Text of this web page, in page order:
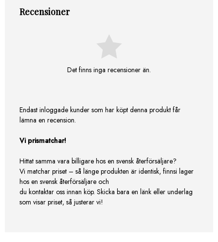
Recensioner
Det finns inga recensioner än.
Endast inloggade kunder som har köpt denna produkt får
lämna en recension.
Vi prismatchar!
Hittat samma vara billigare hos en svensk återförsäljare?
Vi matchar priset – så länge produkten är identisk, finnsi lager
hos en svensk återförsäljare och
du kontaktar oss innan köp. Skicka bara en länk eller underlag
som visar priset, så justerar vi!